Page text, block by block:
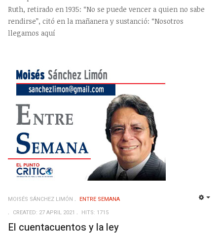
Ruth, retirado en 1935: “No se puede vencer a quien no sabe
rendirse”, citó en la mañanera y sustanció: “Nosotros
llegamos aquí
MOISÉS SÁNCHEZ LIMÓN
ENTRE SEMANA
CREATED: 27 APRIL 2021
HITS: 1715
El cuentacuentos y la ley